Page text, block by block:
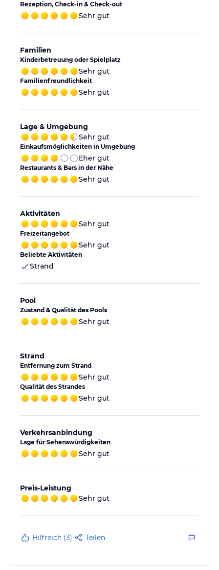
Rezeption, Check-in & Check-out
Sehr gut
Familien
Kinderbetreuung oder Spielplatz
Sehr gut
Familienfreundlichkeit
Sehr gut
Lage & Umgebung
Sehr gut
Einkaufsmöglichkeiten in Umgebung
Eher gut
Restaurants & Bars in der Nähe
Sehr gut
Aktivitäten
Sehr gut
Freizeitangebot
Sehr gut
Beliebte Aktivitäten
Strand
Pool
Zustand & Qualität des Pools
Sehr gut
Strand
Entfernung zum Strand
Sehr gut
Qualität des Strandes
Sehr gut
Verkehrsanbindung
Lage für Sehenswürdigkeiten
Sehr gut
Preis-Leistung
Sehr gut
Hilfreich (3) Teilen